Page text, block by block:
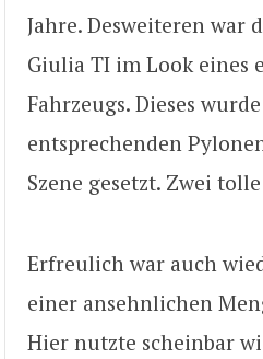
Jahre. Desweiteren war
Giulia TI im Look eines
Fahrzeugs. Dieses
entsprechenden
Szene gesetzt. Zwei
Erfreulich war auch
einer ansehnlichen
Hier nutzte scheinbar